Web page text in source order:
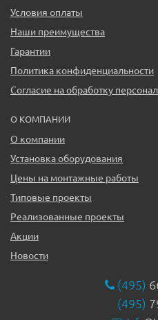
Условия оплаты
Наши преимущества
Гарантии
Политика конфиденциальности
Согласие на обработку
О КОМПАНИИ
О компании
Установка оборудования
Цены на монтажные работы
Типовые проекты
Реализованные проекты
Акции
Новости
(495)
(495)